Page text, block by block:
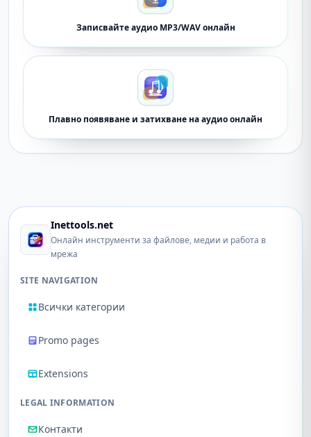
Записвайте аудио MP3/WAV онлайн
Плавно появяване и затихване на аудио онлайн
Inettools.net
Онлайн инструменти за файлове, медии и работа в
мрежа
SITE NAVIGATION
Всички категории
Promo pages
Extensions
LEGAL INFORMATION
Контакти